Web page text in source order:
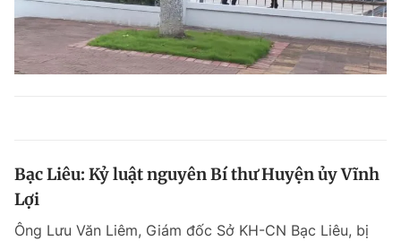
Bạc Liêu: Kỷ luật nguyên Bí thư Huyện ủy Vĩnh
Lợi
Ông Lưu Văn Liêm, Giám đốc Sở KH-CN Bạc Liêu, bị